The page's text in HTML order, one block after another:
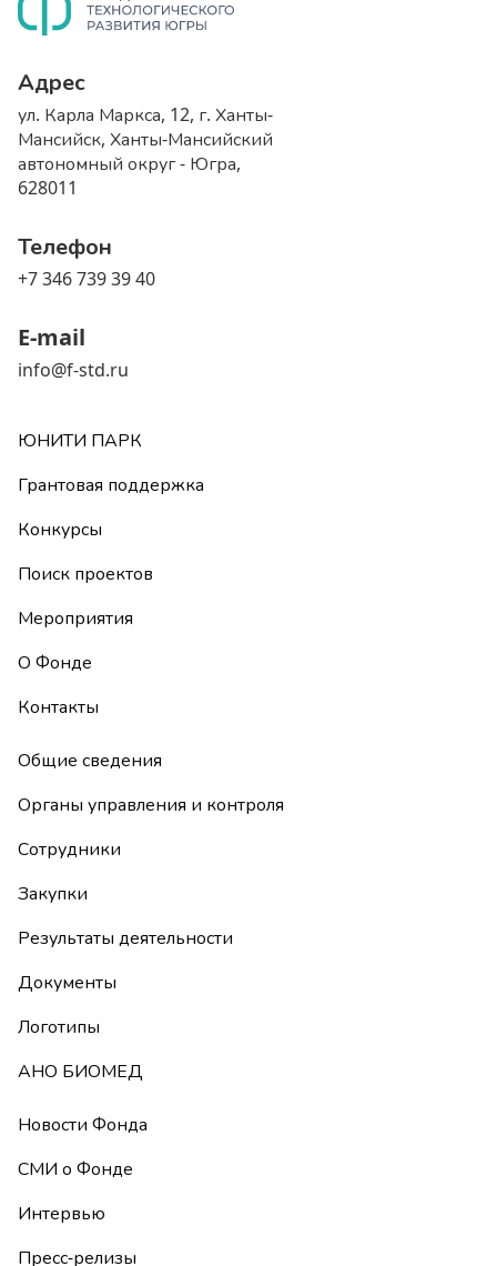
Адрес
ул. Карла Маркса, 12, г. Ханты-
Мансийск, Ханты-Мансийский
автономный округ - Югра,
628011
Телефон
+7 346 739 39 40
E-mail
info@f-std.ru
ЮНИТИ ПАРК
Грантовая поддержка
Конкурсы
Поиск проектов
Мероприятия
О Фонде
Контакты
Общие сведения
Органы управления и контроля
Сотрудники
Закупки
Результаты деятельности
Документы
Логотипы
АНО БИОМЕД
Новости Фонда
СМИ о Фонде
Интервью
Пресс-релизы